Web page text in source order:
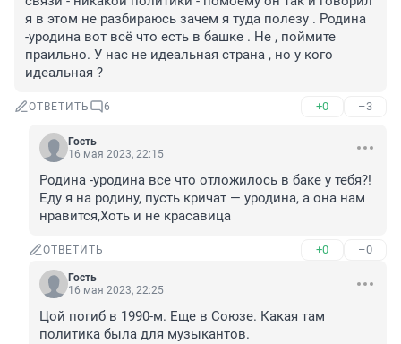
я в этом не разбираюсь зачем я туда полезу . Родина
-уродина вот всё что есть в башке . Не , поймите
праильно. У нас не идеальная страна , но у кого
идеальная ?
ОТВЕТИТЬ 6 +0 –3
Гость
16 мая 2023, 22:15
Родина -уродина все что отложилось в баке у тебя?!
Еду я на родину, пусть кричат — уродина, а она нам
нравится,Хоть и не красавица
ОТВЕТИТЬ +0 –0
Гость
16 мая 2023, 22:25
Цой погиб в 1990-м. Еще в Союзе. Какая там
политика была для музыкантов.